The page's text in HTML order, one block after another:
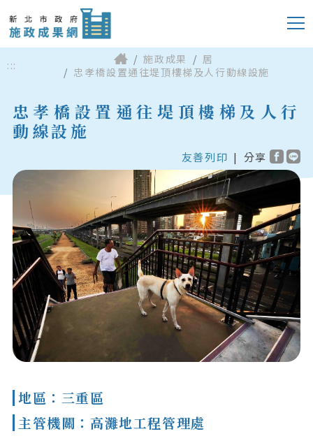
::: 施政成果
居
忠孝橋設置通往堤頂樓梯及人行動線設施
忠孝橋設置通往堤頂樓梯及人行
動線設施
友善列印 | 分享
地區：三重區
主管機關：高灘地工程管理處